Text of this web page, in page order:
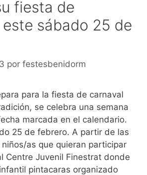
fiesta de
este sábado 25 de
por festesbenidorm
para la fiesta de carnaval
se celebra una semana
marcada en el calendario.
25 de febrero. A partir de las
as que quieran participar
Centre Juvenil Finestrat donde
pintacaras organizado